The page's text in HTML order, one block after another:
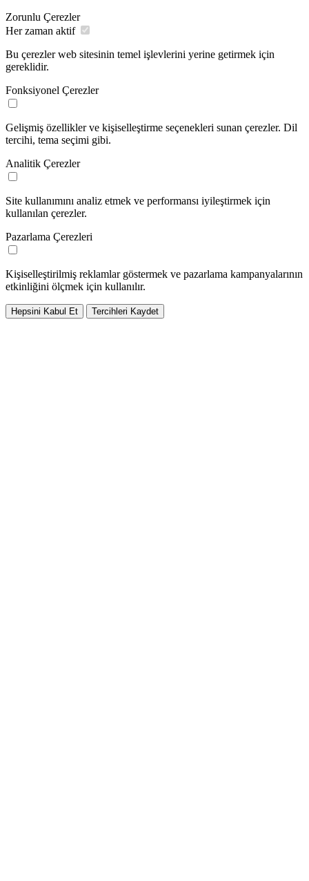
Zorunlu Çerezler
Her zaman aktif
Bu çerezler web sitesinin temel işlevlerini yerine getirmek için
gereklidir.
Fonksiyonel Çerezler
Gelişmiş özellikler ve kişiselleştirme seçenekleri sunan çerezler. Dil
tercihi, tema seçimi gibi.
Analitik Çerezler
Site kullanımını analiz etmek ve performansı iyileştirmek için
kullanılan çerezler.
Pazarlama Çerezleri
Kişiselleştirilmiş reklamlar göstermek ve pazarlama kampanyalarının
etkinliğini ölçmek için kullanılır.
Hepsini Kabul Et Tercihleri Kaydet